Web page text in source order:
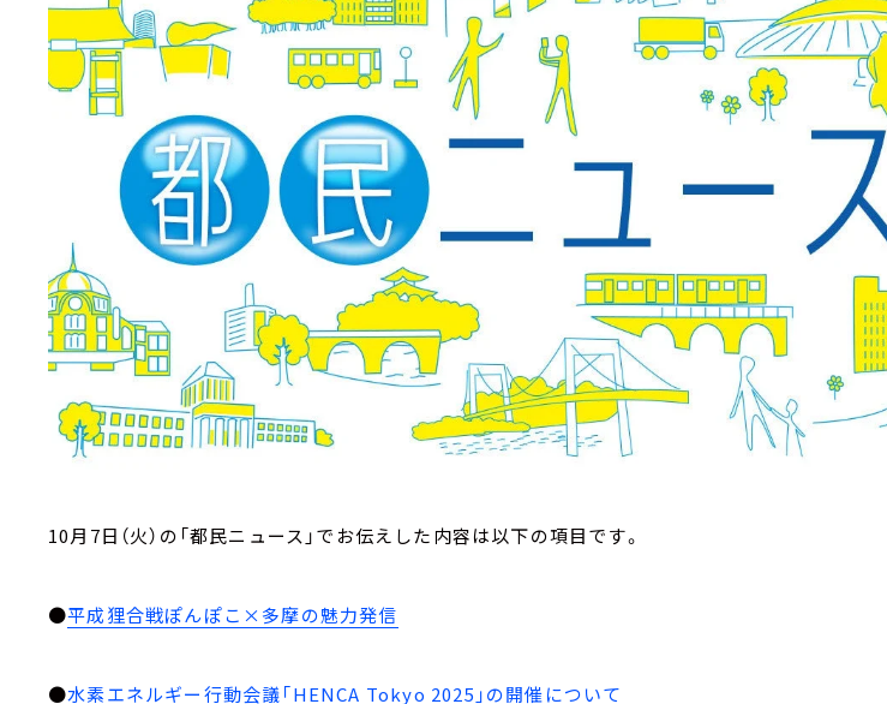
10月7日（火）の「都民ニュース」でお伝えした内容は以下の項目です。
●平成狸合戦ぽんぽこ×多摩の魅力発信
●水素エネルギー行動会議「HENCA Tokyo 2025」の開催について